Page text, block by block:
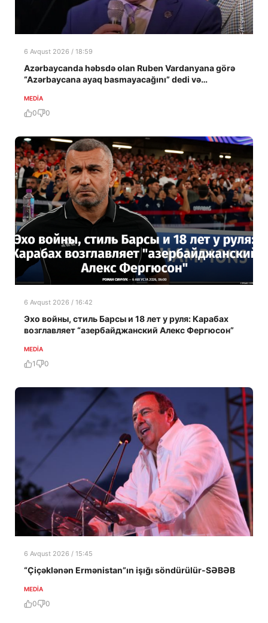
6 Avqust 2026 / 18:59
Azərbaycanda həbsdə olan Ruben Vardanyana görə
“Azərbaycana ayaq basmayacağını” dedi və…
MEDİA
0 0
6 Avqust 2026 / 16:42
Эхо войны, стиль Барсы и 18 лет у руля: Карабах
возглавляет “азербайджанский Алекс Фергюсон”
MEDİA
1 0
6 Avqust 2026 / 15:45
“Çiçəklənən Ermənistan”ın işığı söndürülür-SƏBƏB
MEDİA
0 0